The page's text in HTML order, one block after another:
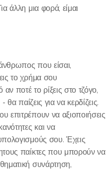
άλλη μια φορά, είμαι
που είσαι,
το χρήμα σου
ποτέ το ρίξεις στο τζόγο,
θα παίζεις για να κερδίζεις.
επιτρέπουν να αξιοποιήσεις
και να
σου. Έχεις
παίκτες που μπορούν να
συνάρτηση,